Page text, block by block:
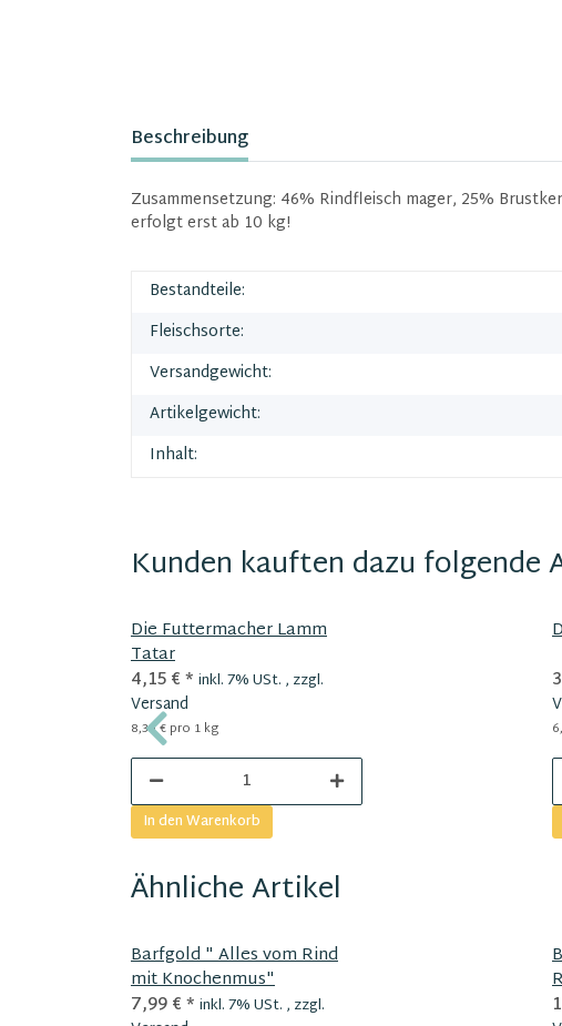
Beschreibung
Zusammensetzung: 46% Rindfleisch mager, 25%
erfolgt erst ab 10 kg!
Bestandteile:
Fleischsorte:
Versandgewicht:
Artikelgewicht:
Inhalt:
Kunden kauften dazu folgende
Die Futtermacher Lamm
Tatar
4,15 €* inkl. 7% USt. , zzgl.
Versand
8,30 € pro 1 kg
In den Warenkorb
Ähnliche Artikel
Barfgold " Alles vom Rind
mit Knochenmus"
7,99 €* inkl. 7% USt. , zzgl.